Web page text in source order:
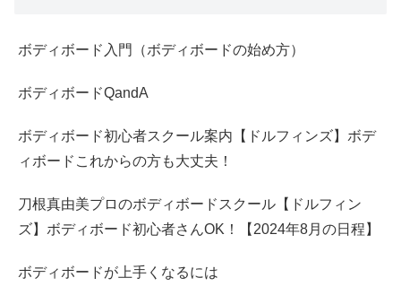
ボディボード入門（ボディボードの始め方）
ボディボードQandA
ボディボード初心者スクール案内【ドルフィンズ】ボデ
ィボードこれからの方も大丈夫！
刀根真由美プロのボディボードスクール【ドルフィン
ズ】ボディボード初心者さんOK！【2024年8月の日程】
ボディボードが上手くなるには